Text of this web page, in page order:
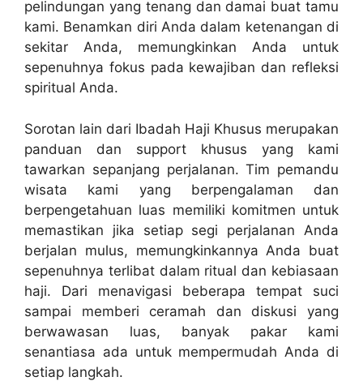
pelindungan yang tenang dan damai buat tamu
kami. Benamkan diri Anda dalam ketenangan di
sekitar Anda, memungkinkan Anda untuk
sepenuhnya fokus pada kewajiban dan refleksi
spiritual Anda.
Sorotan lain dari Ibadah Haji Khusus merupakan
panduan dan support khusus yang kami
tawarkan sepanjang perjalanan. Tim pemandu
wisata kami yang berpengalaman dan
berpengetahuan luas memiliki komitmen untuk
memastikan jika setiap segi perjalanan Anda
berjalan mulus, memungkinkannya Anda buat
sepenuhnya terlibat dalam ritual dan kebiasaan
haji. Dari menavigasi beberapa tempat suci
sampai memberi ceramah dan diskusi yang
berwawasan luas, banyak pakar kami
senantiasa ada untuk mempermudah Anda di
setiap langkah.